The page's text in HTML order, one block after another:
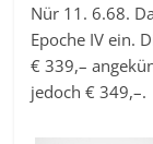
Nür 11. 6.68.
Epoche IV ein.
€ 339,–
jedoch € 349,–.